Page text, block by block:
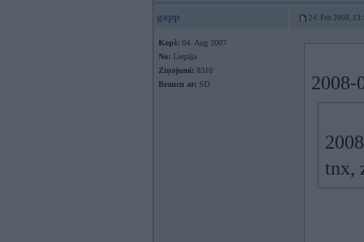
gapp 24. Feb 2008,
Kopš: 04. Aug 2007
No: Liepāja
Ziņojumi: 8310
Braucu ar: SD 2008-
tnx,